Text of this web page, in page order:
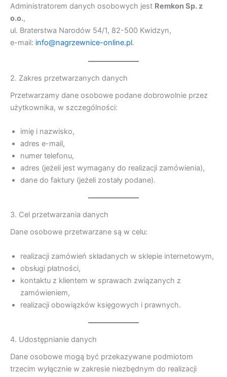
Administratorem danych osobowych jest Remkon Sp. z
o.o.,
ul. Braterstwa Narodów 54/1, 82-500 Kwidzyn,
e-mail: info@nagrzewnice-online.pl.
2. Zakres przetwarzanych danych
Przetwarzamy dane osobowe podane dobrowolnie przez
użytkownika, w szczególności:
imię i nazwisko,
adres e-mail,
numer telefonu,
adres (jeżeli jest wymagany do realizacji zamówienia),
dane do faktury (jeżeli zostały podane).
3. Cel przetwarzania danych
Dane osobowe przetwarzane są w celu:
realizacji zamówień składanych w sklepie internetowym,
obsługi płatności,
kontaktu z klientem w sprawach związanych z
zamówieniem,
realizacji obowiązków księgowych i prawnych.
4. Udostępnianie danych
Dane osobowe mogą być przekazywane podmiotom
trzecim wyłącznie w zakresie niezbędnym do realizacji